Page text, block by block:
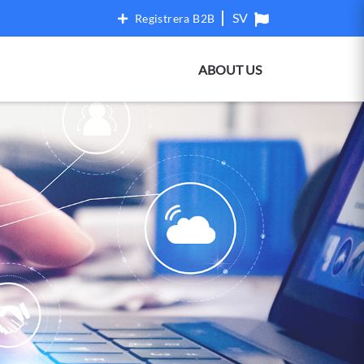
Registrera B2B
ABOUT US